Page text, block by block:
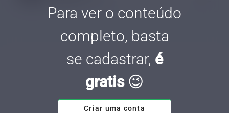
Para ver o conteúdo
completo, basta
se cadastrar, é
gratis😉
Criar uma conta